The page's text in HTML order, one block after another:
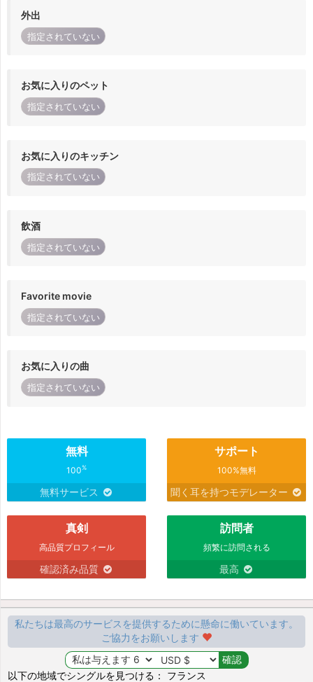
外出
指定されていない
お気に入りのペット
指定されていない
お気に入りのキッチン
指定されていない
飲酒
指定されていない
Favorite movie
指定されていない
お気に入りの曲
指定されていない
無料
100%
無料サービス
サポート
100%無料
聞く耳を持つモデレーター
真剣
高品質プロフィール
確認済み品質
訪問者
頻繁に訪問される
最高
私たちは最高のサービスを提供するために懸命に働いています。
ご協力をお願いします
以下の地域でシングルを見つける： フランス